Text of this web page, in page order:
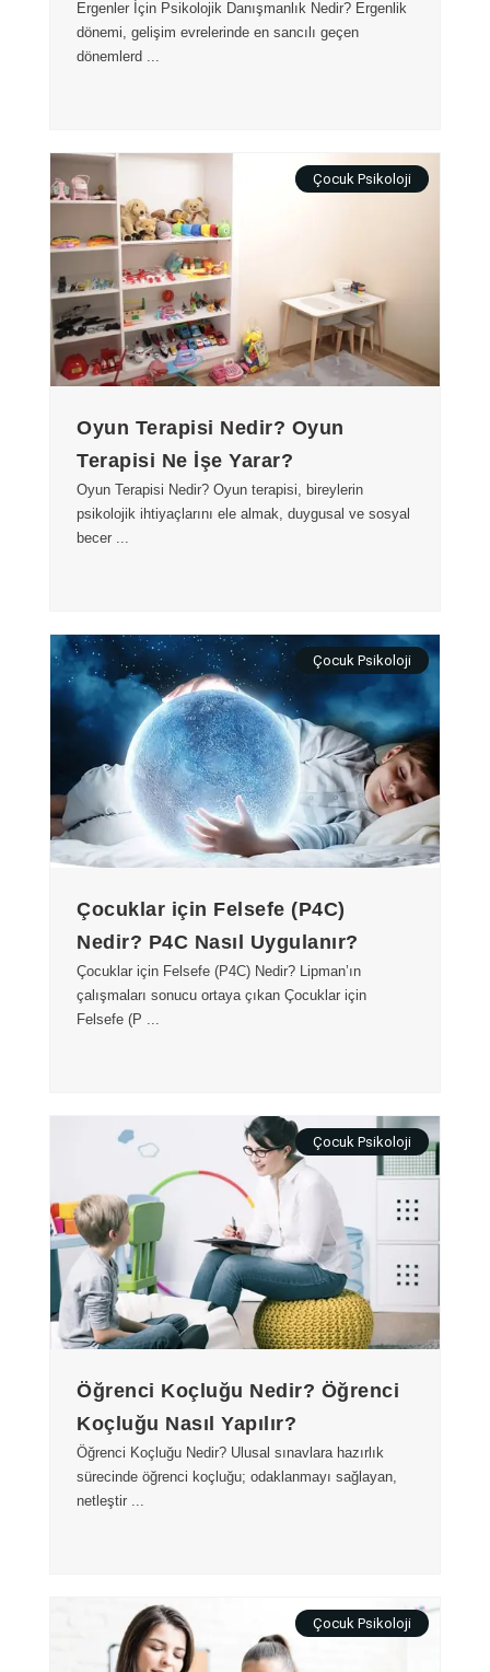
Ergenler İçin Psikolojik Danışmanlık Nedir? Ergenlik
dönemi, gelişim evrelerinde en sancılı geçen
dönemlerd ...
Çocuk Psikoloji
Oyun Terapisi Nedir? Oyun
Terapisi Ne İşe Yarar?
Oyun Terapisi Nedir? Oyun terapisi, bireylerin
psikolojik ihtiyaçlarını ele almak, duygusal ve sosyal
becer ...
Çocuk Psikoloji
Çocuklar için Felsefe (P4C)
Nedir? P4C Nasıl Uygulanır?
Çocuklar için Felsefe (P4C) Nedir? Lipman’ın
çalışmaları sonucu ortaya çıkan Çocuklar için
Felsefe (P ...
Çocuk Psikoloji
Öğrenci Koçluğu Nedir? Öğrenci
Koçluğu Nasıl Yapılır?
Öğrenci Koçluğu Nedir? Ulusal sınavlara hazırlık
sürecinde öğrenci koçluğu; odaklanmayı sağlayan,
netleştir ...
Çocuk Psikoloji